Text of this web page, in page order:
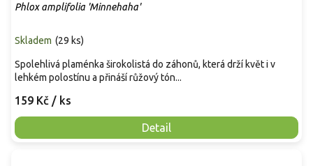
Phlox amplifolia 'Minnehaha'
Skladem (29 ks)
159 Kč / ks
Detail
Spolehlivá plaménka širokolistá do záhonů, která drží květ i v
lehkém polostínu a přináší růžový tón...